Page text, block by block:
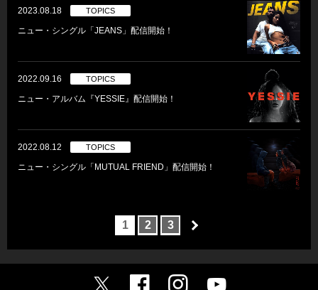
2023.08.18 TOPICS
ニュー・シングル「JEANS」配信開始！
2022.09.16 TOPICS
ニュー・アルバム『YESSIE』配信開始！
2022.08.12 TOPICS
ニュー・シングル「MUTUAL FRIEND」配信開始！
1 2 3